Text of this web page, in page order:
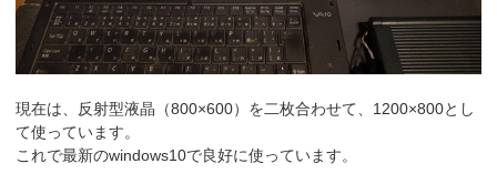
現在は、反射型液晶（800×600）を二枚合わせて、1200×800とし
て使っています。
これで最新のwindows10で良好に使っています。